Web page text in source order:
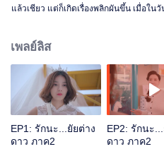
แล้วเชียว แต่ก็เกิดเรื่องพลิกผันขึ้น เมื่อใน
ทาวน์ได้ส่งเธอกลับมายังโลกอีกครั้งเพื่อทำ
ฟางเหลิ่งจึงได้เริ่มต้นใหม่อีกครั้ง...
เพลย์ลิส
EP1: รักนะ...ยัยต่าง
ดาว ภาค2
EP2: รักนะ
ดาว ภาค2